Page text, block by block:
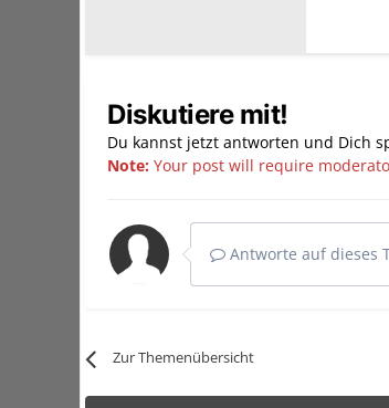
Diskutiere mit!
Du kannst jetzt antworten und Dich
Note: Your post will require
Antworte auf dieses
Zur Themenübersicht